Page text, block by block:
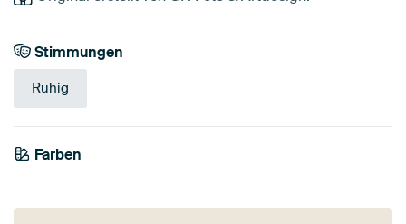
Stimmungen
Ruhig
Farben
Blau
Anthrazit